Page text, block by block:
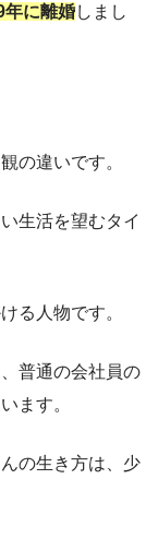
年に離婚しまし
の違いです。
生活を望むタイ
る人物です。
普通の会社員の
ます。
の生き方は、少